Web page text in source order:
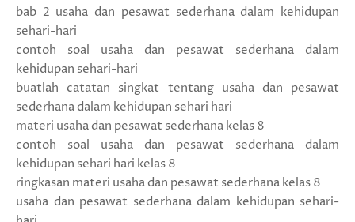
bab 2 usaha dan pesawat sederhana dalam kehidupan
sehari-hari
contoh soal usaha dan pesawat sederhana dalam
kehidupan sehari-hari
buatlah catatan singkat tentang usaha dan pesawat
sederhana dalam kehidupan sehari hari
materi usaha dan pesawat sederhana kelas 8
contoh soal usaha dan pesawat sederhana dalam
kehidupan sehari hari kelas 8
ringkasan materi usaha dan pesawat sederhana kelas 8
usaha dan pesawat sederhana dalam kehidupan sehari-